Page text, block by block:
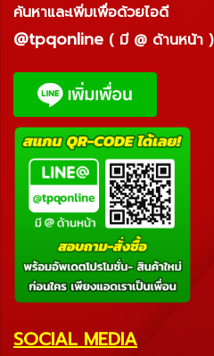
ค้นหาและเพิ่มเพื่อด้วยไอดี
@tpqonline ( มี @ ด้านหน้า )
SOCIAL MEDIA